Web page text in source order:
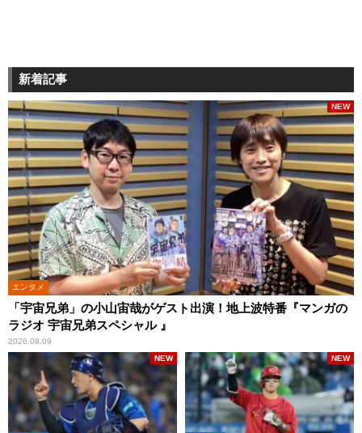
新着記事
エンタメ
「宇宙兄弟」の小山宙哉がゲスト出演！地上波特番『マンガの
ラジオ 宇宙兄弟スペシャル 』
2026.08.09
NEW
NEW NEW